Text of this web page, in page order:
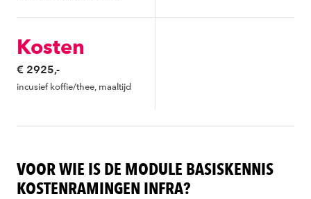
Kosten
€ 2925,-
incusief koffie/thee, maaltijd
VOOR WIE IS DE MODULE BASISKENNIS
KOSTENRAMINGEN INFRA?